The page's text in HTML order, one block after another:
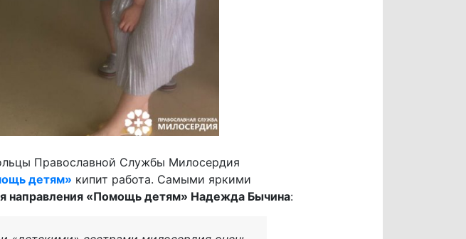
Православной Службы Милосердия
детям» кипит работа. Самыми яркими
направления «Помощь детям» Надежда Бычина: